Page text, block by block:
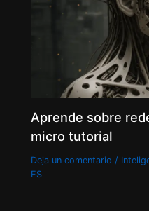
Aprende sobre
micro tutorial
Deja un comentario /
ES